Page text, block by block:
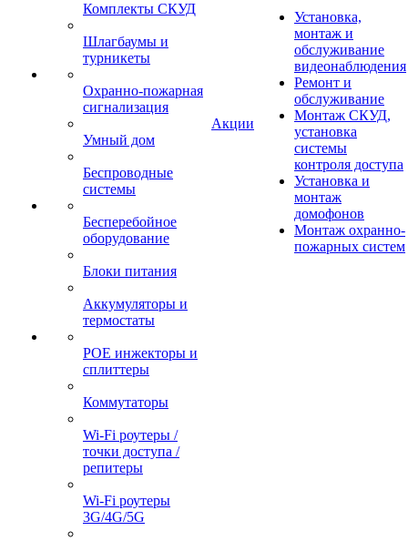
Комплекты СКУД
Шлагбаумы и
турникеты
Охранно-пожарная
сигнализация
Умный дом
Беспроводные
системы
Бесперебойное
оборудование
Блоки питания
Аккумуляторы и
термостаты
POE инжекторы и
сплиттеры
Коммутаторы
Wi-Fi роутеры /
точки доступа /
репитеры
Wi-Fi роутеры
3G/4G/5G
Акции
Установка,
монтаж и
обслуживание
видеонаблюдения
Ремонт и
обслуживание
Монтаж СКУД,
установка
системы
контроля доступа
Установка и
монтаж
домофонов
Монтаж охранно-
пожарных систем